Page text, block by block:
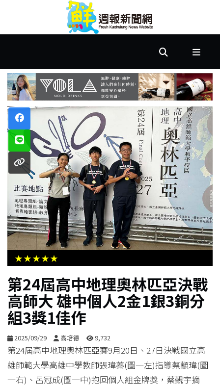
首
市
政
文
教
樂
活
居
家
生
活
合
影
音
購
物
★★★★★
第24屆高中地理奧林匹亞決戰
高師大 雄中個人2金1銀3銅分
組3獎1佳作
2025/09/29 高培德 9,732
第24屆高中地理奧林匹亞賽9月20日、27日決戰國立高
雄師範大學高雄中學教師張瑋蓁(圖一左)指導蔡顓瑋(圖
一右)、呂冠成(圖一中)抱回個人組金牌獎，蔡覲宇摘